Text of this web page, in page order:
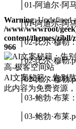
│01-阿迪尔·阿
│01-阿迪尔-阿
│02-比尔·穆勒
│02-比尔·穆勒
│02-比尔-穆勒
│03-鲍勃·布莱
│03-鲍勃·布莱
Warning: Undefined
/www/wwwroot/
content/themes/
966
AI文案秘籍：告别
此内容为免费资源